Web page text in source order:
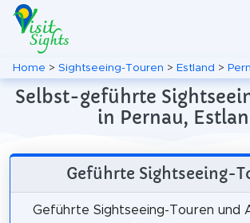
Home > Sightseeing-Touren > Estland >
Selbst-geführte
in Pernau,
Geführte Sightseeing-
Geführte Sightseeing-Touren und